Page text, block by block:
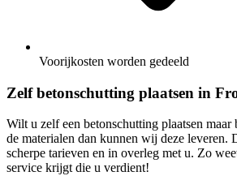
Voorijkosten worden gedeeld
Zelf betonschutting plaatsen in
Wilt u zelf een betonschutting plaatsen
de materialen dan kunnen wij deze leveren.
scherpe tarieven en in overleg met u. Zo
service krijgt die u verdient!